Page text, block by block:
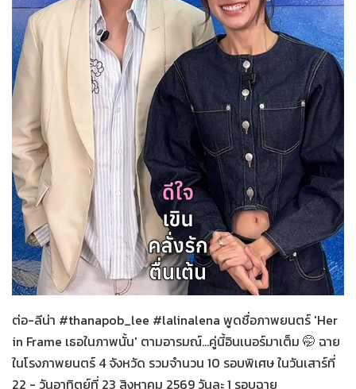
08-08-2569
Her in Frame เธอในภาพนั้น
ต่อ-ลีน่า #thanapob_lee #lalinalena พูดชื่อภาพยนตร์ 'Her
in Frame เธอในภาพนั้น' ตามอารมณ์...คู่นี้อินเนอร์มาเต็ม 🤭 ฉาย
ในโรงภาพยนตร์ 4 จังหวัด รวมจำนวน 10 รอบพิเศษ ในวันเสาร์ที่
22 - วันอาทิตย์ที่ 23 สิงหาคม 2569 วันละ 1 รอบฉาย